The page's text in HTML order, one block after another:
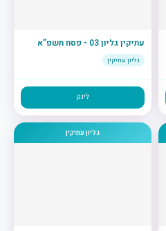
עתיקין גליון 03 - פסח תשפ”א
גליון עתיקין
לינק
גליון עתיקין